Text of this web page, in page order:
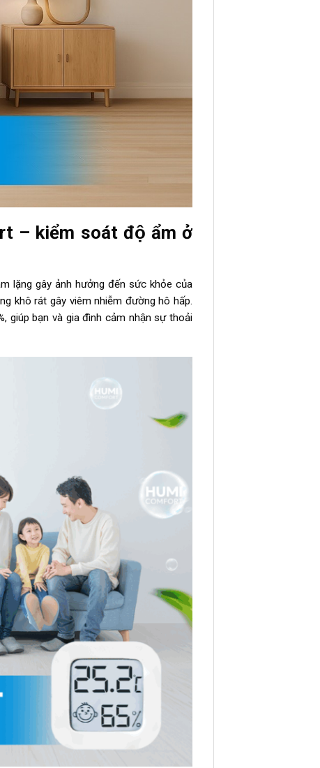
– kiểm soát độ ẩm ở
lặng gây ảnh hưởng đến sức khỏe của
khô rát gây viêm nhiễm đường hô hấp.
giúp bạn và gia đình cảm nhận sự thoải